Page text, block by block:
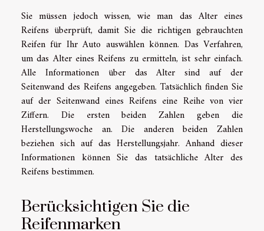
Sie müssen jedoch wissen, wie man das Alter eines
Reifens überprüft, damit Sie die richtigen gebrauchten
Reifen für Ihr Auto auswählen können. Das Verfahren,
um das Alter eines Reifens zu ermitteln, ist sehr einfach.
Alle Informationen über das Alter sind auf der
Seitenwand des Reifens angegeben. Tatsächlich finden Sie
auf der Seitenwand eines Reifens eine Reihe von vier
Ziffern. Die ersten beiden Zahlen geben die
Herstellungswoche an. Die anderen beiden Zahlen
beziehen sich auf das Herstellungsjahr.Anhand dieser
Informationen können Sie das tatsächliche Alter des
Reifens bestimmen.
Berücksichtigen Sie die
Reifenmarken